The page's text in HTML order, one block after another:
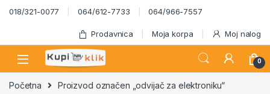
Skip to navigation
Skip to content
018/321-0077 064/612-7733 064/966-7557
Prodavnica Moja korpa Moj nalog
0
Početna Proizvod označen „odvijač za elektroniku“